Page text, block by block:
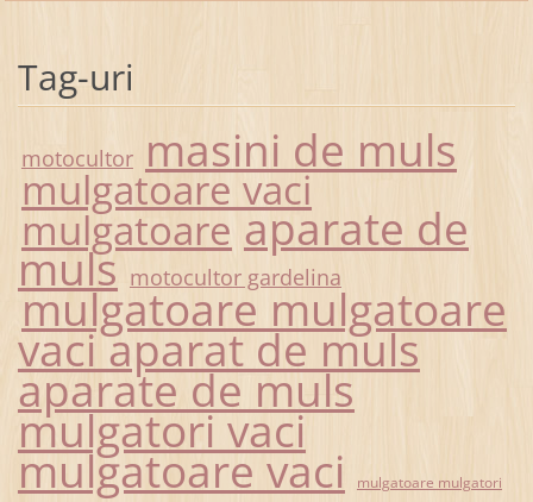
Tag-uri
motocultor masini de muls
mulgatoare vaci
mulgatoare aparate de
muls motocultor gardelina
mulgatoare mulgatoare
vaci aparat de muls
aparate de muls
mulgatori vaci
mulgatoare vaci
mulgatoare mulgatori